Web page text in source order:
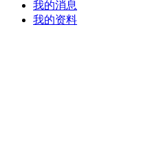
我的消息
我的资料